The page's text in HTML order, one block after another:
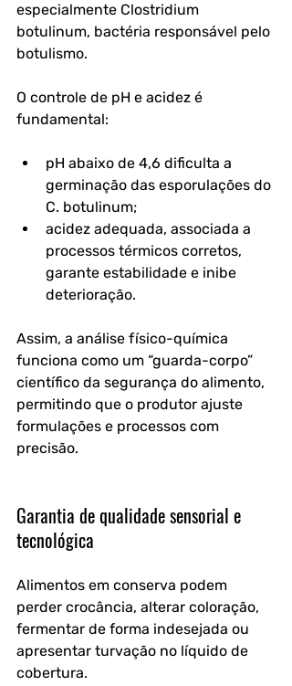
especialmente Clostridium
botulinum, bactéria responsável pelo
botulismo.
O controle de pH e acidez é
fundamental:
pH abaixo de 4,6 dificulta a
germinação das esporulações do
C. botulinum;
acidez adequada, associada a
processos térmicos corretos,
garante estabilidade e inibe
deterioração.
Assim, a análise físico-química
funciona como um “guarda-corpo”
científico da segurança do alimento,
permitindo que o produtor ajuste
formulações e processos com
precisão.
Garantia de qualidade sensorial e
tecnológica
Alimentos em conserva podem
perder crocância, alterar coloração,
fermentar de forma indesejada ou
apresentar turvação no líquido de
cobertura.